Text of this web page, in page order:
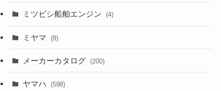
ミツビシ船舶エンジン (4)
ミヤマ (8)
メーカーカタログ (200)
ヤマハ (598)